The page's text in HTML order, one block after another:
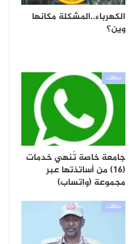
الكهرباء..المشكلة مكانها
وين؟
مقالات
جامعة خاصة تُنهي خدمات
(16) من أساتذتها عبر
مجموعة (واتساب)
مقالات